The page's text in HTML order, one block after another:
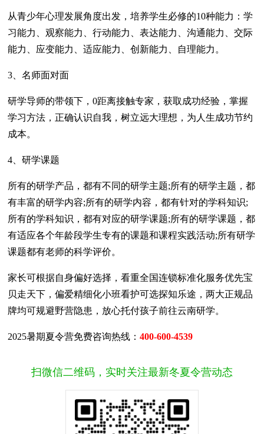
从青少年心理发展角度出发，培养学生必修的10种能力：学
习能力、观察能力、行动能力、表达能力、沟通能力、交际
能力、应变能力、适应能力、创新能力、自理能力。
3、名师面对面
研学导师的带领下，0距离接触专家，获取成功经验，掌握
学习方法，正确认识自我，树立远大理想，为人生成功节约
成本。
4、研学课题
所有的研学产品，都有不同的研学主题;所有的研学主题，都
有丰富的研学内容;所有的研学内容，都有针对的学科知识;
所有的学科知识，都有对应的研学课题;所有的研学课题，都
有适应各个年龄段学生专有的课题和课程实践活动;所有研学
课题都有老师的科学评价。
家长可根据自身偏好选择，看重全国连锁标准化服务优先宝
贝走天下，偏爱精细化小班看护可选探知乐途，两大正规品
牌均可规避野营隐患，放心托付孩子前往云南研学。
2025暑期夏令营免费咨询热线：400-600-4539
扫微信二维码，实时关注最新冬夏令营动态